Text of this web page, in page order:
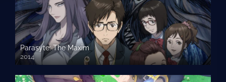
Parasyte: The Maxim
2014